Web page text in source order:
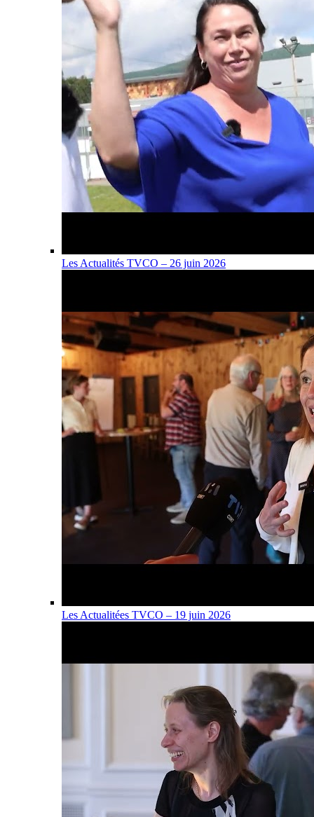
Les Actualités TVCO – 26 juin 2026
Les Actualitées TVCO – 19 juin 2026